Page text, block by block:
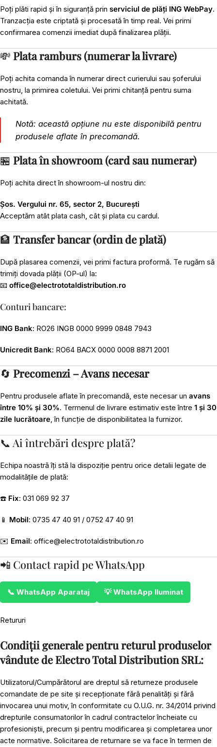
Poți plăti rapid și în siguranță prin serviciul de plăți ING WebPay.
Tranzacția este criptată și procesată în timp real. Vei primi
confirmarea comenzii imediat după finalizarea plății.
💸 Plata ramburs (numerar la livrare)
Poți achita comanda în numerar direct curierului sau șoferului
nostru, la primirea coletului. Vei primi chitanță pentru suma
achitată.
Notă: această opțiune nu este disponibilă pentru
produsele aflate în precomandă.
🏪 Plata în showroom (card sau numerar)
Poți achita direct în showroom-ul nostru din:
Șos. Vergului nr. 65, sector 2, București
Acceptăm atât plata cash, cât și plata cu cardul.
🏦 Transfer bancar (ordin de plată)
După plasarea comenzii, vei primi factura proformă. Te rugăm să
trimiți dovada plății (OP-ul) la:
📧 office@electrototaldistribution.ro
Conturi bancare:
ING Bank: RO26 INGB 0000 9999 0848 7943
Unicredit Bank: RO64 BACX 0000 0008 8871 2001
🔄 Precomenzi – Avans necesar
Pentru produsele aflate în precomandă, este necesar un avans
între 10% și 30%. Termenul de livrare estimativ este între 1 și 30
zile lucrătoare, în funcție de disponibilitatea la furnizor.
📞 Ai întrebări despre plată?
Echipa noastră îți stă la dispoziție pentru orice detalii legate de
modalitățile de plată:
☎️ Fix: 031 069 92 37
📱 Mobil: 0735 47 40 91 / 0752 47 40 91
✉️ Email: office@electrototaldistribution.ro
📲 Contact rapid pe WhatsApp
📞 WhatsApp Aparataj 💡 WhatsApp Iluminat
Retururi
Condiții generale pentru returul produselor
vândute de Electro Total Distribution SRL:
Utilizatorul/Cumpărătorul are dreptul să returneze produsele
comandate de pe site și recepționate fără penalități și fără
invocarea unui motiv, în conformitate cu O.U.G. nr. 34/2014 privind
drepturile consumatorilor în cadrul contractelor încheiate cu
profesioniștii, precum și pentru modificarea și completarea unor
acte normative. Solicitarea de returnare se va face în termen de